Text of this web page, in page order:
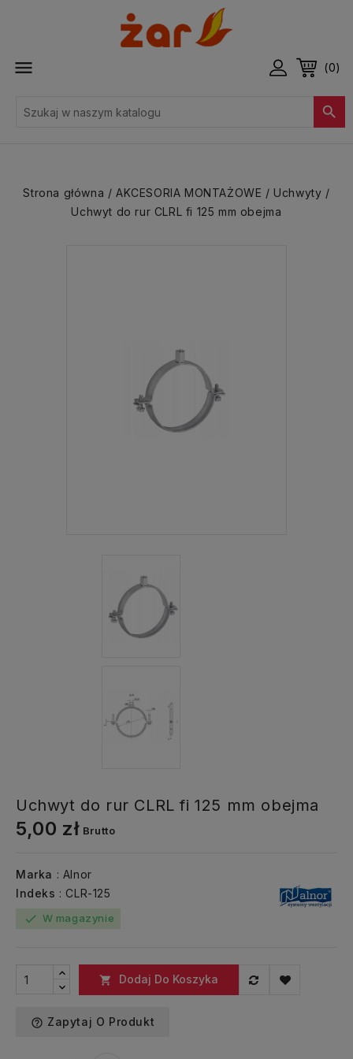
 (0)

Strona główna AKCESORIA MONTAŻOWE
Uchwyty
Uchwyt do rur CLRL fi 125 mm obejma
Uchwyt do rur CLRL fi 125 mm obejma
5,00 zł Brutto
Marka : Alnor
Indeks : CLR-125
check W magazynie
 Dodaj Do Koszyka
help_outline Zapytaj O Produkt